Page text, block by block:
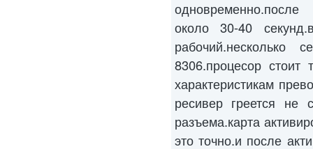
около 30-40
рабочий.несколько
8306.процесор
характеристикам
ресивер греется не
разъема.карта
это точно.и после